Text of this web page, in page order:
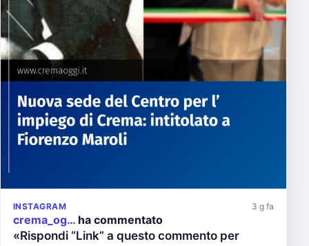
INSTAGRAM 3 g fa
crema_og… ha commentato
«Rispondi “Link” a questo commento per